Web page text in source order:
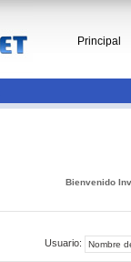
Principal
Bienvenido
Usuario: